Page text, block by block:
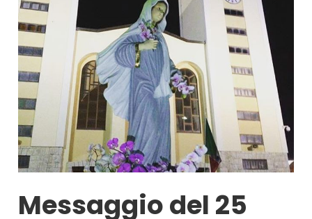
Messaggio del 25